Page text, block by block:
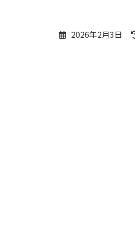
2026年2月3日